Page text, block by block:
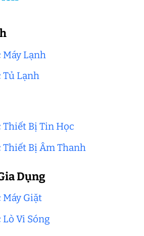
Máy Lạnh
Tủ Lạnh
Thiết Bị Tin Học
Thiết Bị Âm Thanh
Dụng
Máy Giặt
Vi Sóng